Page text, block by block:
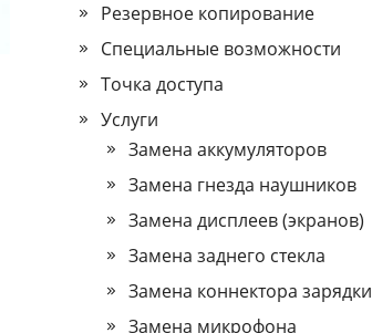
Резервное копирование
Специальные возможности
Точка доступа
Услуги
Замена аккумуляторов
Замена гнезда наушников
Замена дисплеев (экранов)
Замена заднего стекла
Замена коннектора зарядки
Замена микрофона